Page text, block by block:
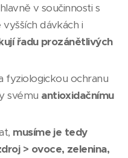
v součinnosti s
dávkách i
řadu prozánětlivých
fyziologickou ochranu
svému antioxidačnímu
musíme je tedy
> ovoce, zelenina,